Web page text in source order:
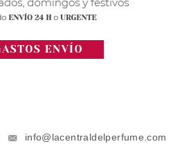
info@lacentraldelperfume.com